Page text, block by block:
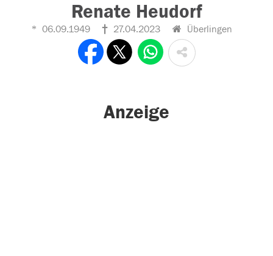
Renate Heudorf
06.09.1949 27.04.2023 Überlingen
Anzeige